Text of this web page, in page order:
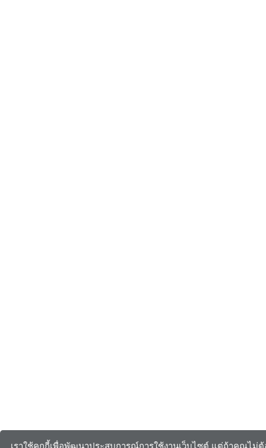
เราใช้คุกกี้เพื่อพัฒนาประสบการณ์การใช้งานเว็บไซต์ แต่ถ้าคุณไม่